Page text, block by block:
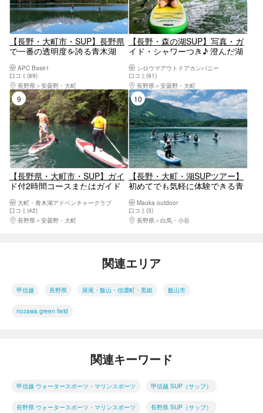
【長野・大町市・SUP】長野県
で一番の透明度を誇る青木湖
歩を満喫！（2時間）
APC Base1
口コミ(89)
長野県
安曇野・大町
【長野・森の湖SUP】写真・ガ
イド・シャワーつき♪ 澄んだ湖
気！みんな楽しい木崎湖SUPツ
アー
シロウマアウトドアカンパニー
口コミ(91)
長野県
安曇野・大町
9位
【長野県・大町市・SUP】ガイ
ド付2時間コースまたはガイド
～ 青木湖SUPクルーズ《北ア
ルプスブランド弁当付または
BBQ付コースあり》
大町・青木湖アドベンチャークラブ
口コミ(42)
長野県
安曇野・大町
10位
【長野・大町・湖SUPツアー】
初めてでも気軽に体験できる青
木湖ブルーに癒されに行こ
う！！
Mauka outdoor
口コミ(3)
長野県
白馬・小谷
関連エリア
甲信越 長野県 斑尾・飯山・信濃町・黒姫 飯山市
nozawa green field
関連キーワード
甲信越 ウォータースポーツ・マリンスポーツ 甲信越 SUP（サップ）
長野県 ウォータースポーツ・マリンスポーツ 長野県 SUP（サップ）